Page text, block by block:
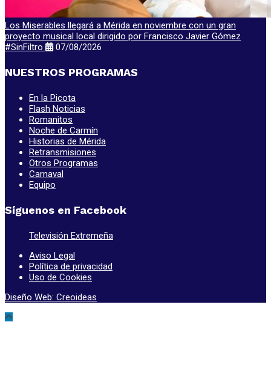
Los Miserables llegará a Mérida en noviembre con un gran
proyecto musical local dirigido por Francisco Javier Gómez
#SinFiltro
07/08/2026
NUESTROS PROGRAMAS
En la Picota
Flash Noticias
Romanitos
Noche de Carmín
Historias de Mérida
Retransmisiones
Otros Programas
Carnaval
Equipo
Síguenos en Facebook
Televisión Extremeña
Aviso Legal
Política de privacidad
Uso de Cookies
Diseño Web: Creoideas